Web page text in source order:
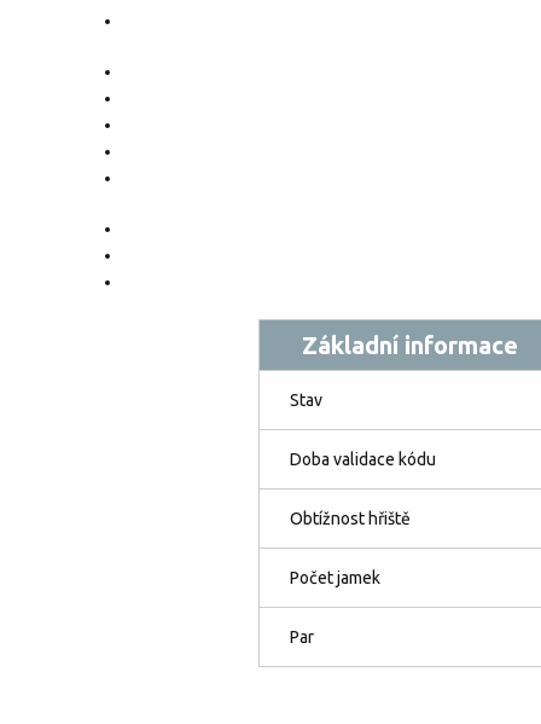
Základní informace
Stav
Doba validace kódu
Obtížnost hřiště
Počet jamek
Par